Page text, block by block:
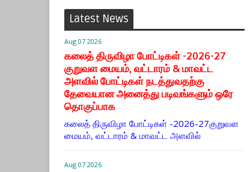
Latest News
Aug 07 2026
கலைத் திருவிழா போட்டிகள் -2026-27
குறுவள மையம், வட்டாரம் & மாவட்ட
அளவில் போட்டிகள் நடத்துவதற்கு
தேவையான அனைத்து படிவங்களும் ஒரே
தொகுப்பாக
கலைத் திருவிழா போட்டிகள் -2026-27குறுவள
மையம், வட்டாரம் & மாவட்ட அளவில்
Aug 07 2026